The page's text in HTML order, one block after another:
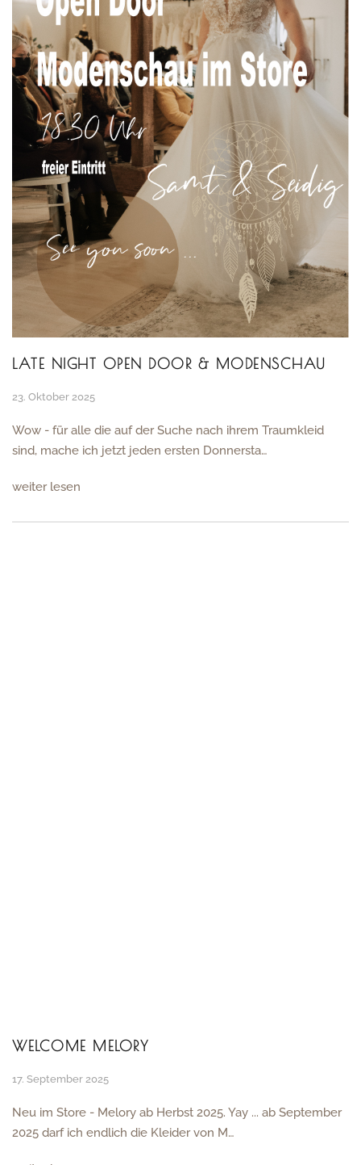
LATE NIGHT OPEN DOOR & MODENSCHAU
23. Oktober 2025
Wow - für alle die auf der Suche nach ihrem Traumkleid
sind, mache ich jetzt jeden ersten Donnersta…
weiter lesen
WELCOME MELORY
17. September 2025
Neu im Store - Melory ab Herbst 2025. Yay ... ab September
2025 darf ich endlich die Kleider von M…